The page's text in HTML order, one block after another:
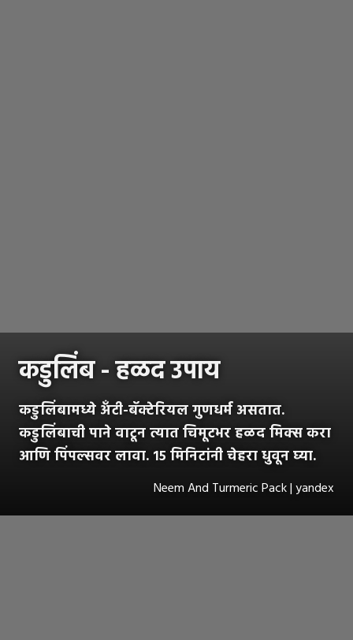
कडुलिंब - हळद उपाय
कडुलिंबामध्ये अँटी-बॅक्टेरियल गुणधर्म असतात.
कडुलिंबाची पाने वाटून त्यात चिमूटभर हळद मिक्स करा
आणि पिंपल्सवर लावा. १५ मिनिटांनी चेहरा धुवून घ्या.
Neem And Turmeric Pack | yandex